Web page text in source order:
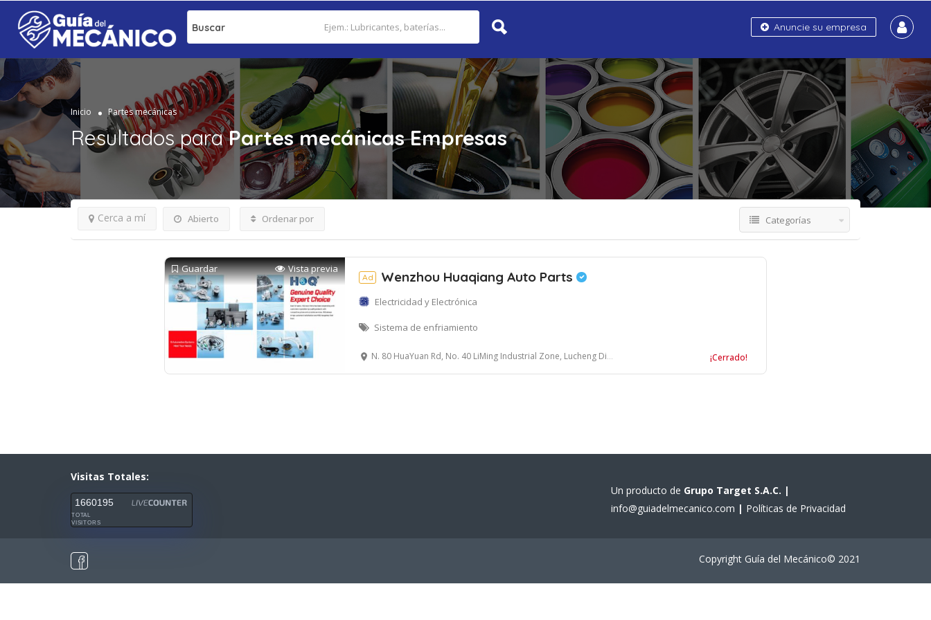
Buscar Anuncie su empresa
Inicio Partes mecánicas
Resultados paraPartes mecánicas Empresas
Abierto
Cerca a mí Ordenar por Categorías
Guardar Vista previa
Ad Wenzhou Huaqiang Auto Parts
Electricidad y Electrónica
Sistema de enfriamiento
N. 80 HuaYuan Rd, No. 40 LiMing Industrial Zone, Lucheng District, Wenzhou, China ¡Cerrado!
Visitas Totales:
1660195
TOTAL
VISITORS
Un producto de Grupo Target S.A.C. |
info@guiadelmecanico.com | Políticas de Privacidad
Copyright Guía del Mecánico© 2021